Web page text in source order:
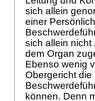
sich allein
einer
sich allein nicht
dem Organ
Ebenso wenig
Obergericht
können. Denn